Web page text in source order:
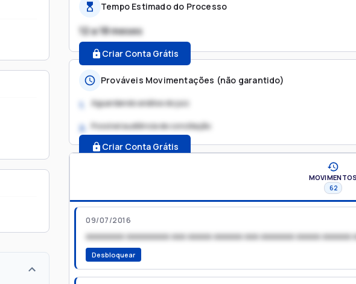
Tempo Estimado do Processo
12 a 18 meses
Criar Conta Grátis
Prováveis Movimentações (não garantido)
1. Aguardando análise do juiz
2. Possível audiência de conciliação
Criar Conta Grátis
MOVIMENTOS
62
09/07/2016
xxxxxxxx xxxxxxxxx xxx xxxxx xxxxxx xxx xxxxxxx xxxxx xxxxxx
Desbloquear